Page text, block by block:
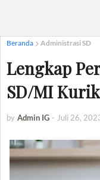
Beranda Administrasi SD
Lengkap
SD/MI
by Admin IG - Juli 26,